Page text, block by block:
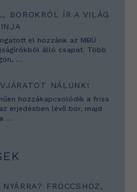
BOROKRÓL ÍR A VILÁG
el hozzánk az MBÜ
álló csapat. Több
…
NÁLUNK!
hozzákapcsolódik a friss
erjedésben lévő bor, majd
…
FRÖCCSHÖZ,